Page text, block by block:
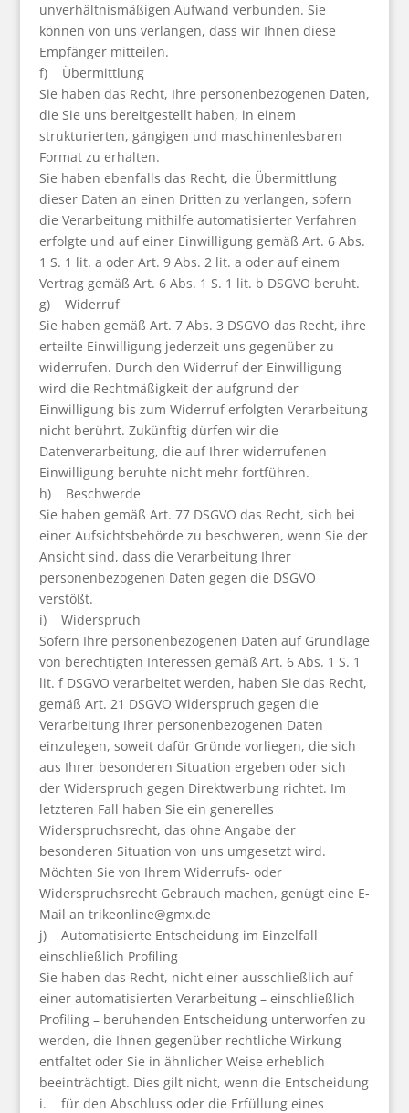
unverhältnismäßigen Aufwand verbunden. Sie
können von uns verlangen, dass wir Ihnen diese
Empfänger mitteilen.
f) Übermittlung
Sie haben das Recht, Ihre personenbezogenen Daten,
die Sie uns bereitgestellt haben, in einem
strukturierten, gängigen und maschinenlesbaren
Format zu erhalten.
Sie haben ebenfalls das Recht, die Übermittlung
dieser Daten an einen Dritten zu verlangen, sofern
die Verarbeitung mithilfe automatisierter Verfahren
erfolgte und auf einer Einwilligung gemäß Art. 6 Abs.
1 S. 1 lit. a oder Art. 9 Abs. 2 lit. a oder auf einem
Vertrag gemäß Art. 6 Abs. 1 S. 1 lit. b DSGVO beruht.
g) Widerruf
Sie haben gemäß Art. 7 Abs. 3 DSGVO das Recht, ihre
erteilte Einwilligung jederzeit uns gegenüber zu
widerrufen. Durch den Widerruf der Einwilligung
wird die Rechtmäßigkeit der aufgrund der
Einwilligung bis zum Widerruf erfolgten Verarbeitung
nicht berührt. Zukünftig dürfen wir die
Datenverarbeitung, die auf Ihrer widerrufenen
Einwilligung beruhte nicht mehr fortführen.
h) Beschwerde
Sie haben gemäß Art. 77 DSGVO das Recht, sich bei
einer Aufsichtsbehörde zu beschweren, wenn Sie der
Ansicht sind, dass die Verarbeitung Ihrer
personenbezogenen Daten gegen die DSGVO
verstößt.
i) Widerspruch
Sofern Ihre personenbezogenen Daten auf Grundlage
von berechtigten Interessen gemäß Art. 6 Abs. 1 S. 1
lit. f DSGVO verarbeitet werden, haben Sie das Recht,
gemäß Art. 21 DSGVO Widerspruch gegen die
Verarbeitung Ihrer personenbezogenen Daten
einzulegen, soweit dafür Gründe vorliegen, die sich
aus Ihrer besonderen Situation ergeben oder sich
der Widerspruch gegen Direktwerbung richtet. Im
letzteren Fall haben Sie ein generelles
Widerspruchsrecht, das ohne Angabe der
besonderen Situation von uns umgesetzt wird.
Möchten Sie von Ihrem Widerrufs- oder
Widerspruchsrecht Gebrauch machen, genügt eine E-
Mail an trikeonline@gmx.de
j) Automatisierte Entscheidung im Einzelfall
einschließlich Profiling
Sie haben das Recht, nicht einer ausschließlich auf
einer automatisierten Verarbeitung – einschließlich
Profiling – beruhenden Entscheidung unterworfen zu
werden, die Ihnen gegenüber rechtliche Wirkung
entfaltet oder Sie in ähnlicher Weise erheblich
beeinträchtigt. Dies gilt nicht, wenn die Entscheidung
i. für den Abschluss oder die Erfüllung eines